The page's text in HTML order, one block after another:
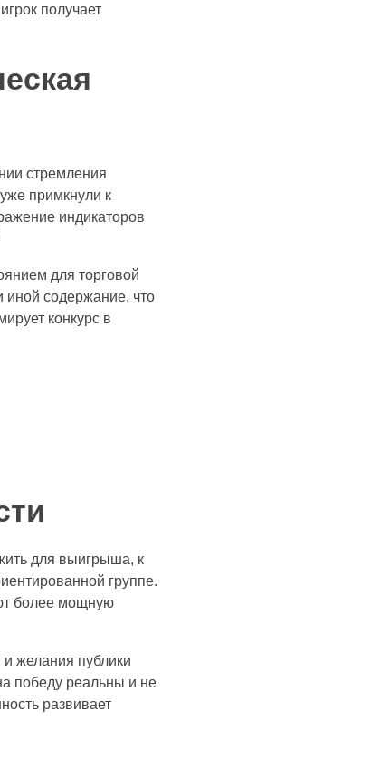
получает
стремления
примкнули к
индикаторов
для торговой
иной содержание, что
конкурс в
для выигрыша, к
группе.
более мощную
желания публики
победу реальны и не
развивает